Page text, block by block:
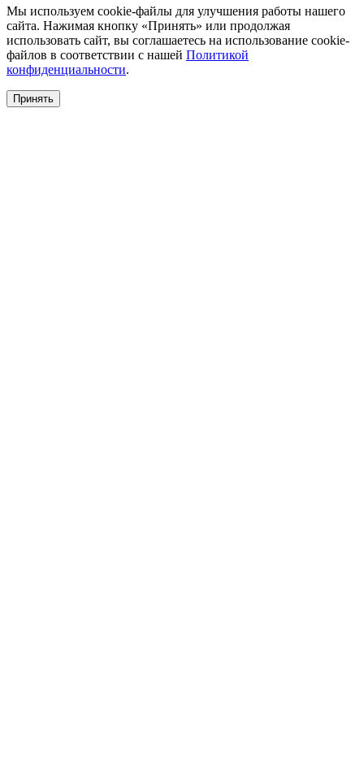
Мы используем cookie-файлы для улучшения работы нашего
сайта. Нажимая кнопку «Принять» или продолжая
использовать сайт, вы соглашаетесь на использование cookie-
файлов в соответствии с нашей Политикой
конфиденциальности.
Принять